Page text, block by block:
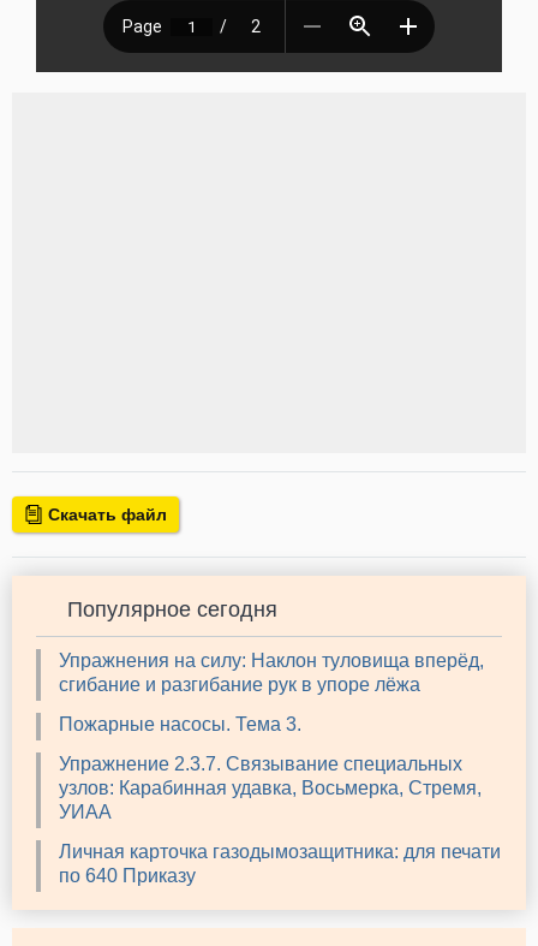
Скачать файл
Популярное сегодня
Упражнения на силу: Наклон туловища вперёд,
сгибание и разгибание рук в упоре лёжа
Пожарные насосы. Тема 3.
Упражнение 2.3.7. Связывание специальных
узлов: Карабинная удавка, Восьмерка, Стремя,
УИАА
Личная карточка газодымозащитника: для печати
по 640 Приказу